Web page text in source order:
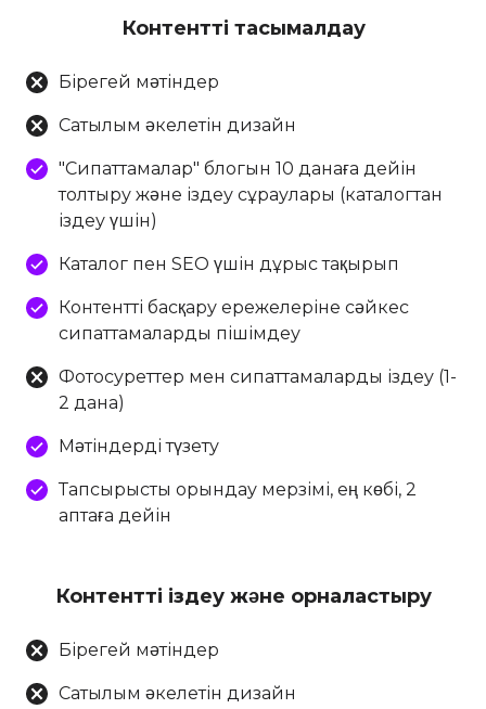
Контентті тасымалдау
Бірегей мәтіндер
Сатылым әкелетін дизайн
"Сипаттамалар" блогын 10 данаға дейін
толтыру және іздеу сұраулары (каталогтан
іздеу үшін)
Каталог пен SEO үшін дұрыс тақырып
Контентті басқару ережелеріне сәйкес
сипаттамаларды пішімдеу
Фотосуреттер мен сипаттамаларды іздеу (1-
2 дана)
Мәтіндерді түзету
Тапсырысты орындау мерзімі, ең көбі, 2
аптаға дейін
Контентті іздеу және орналастыру
Бірегей мәтіндер
Сатылым әкелетін дизайн